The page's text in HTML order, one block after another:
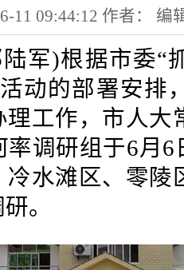
11 09:44:12 作者： 编
军)根据市委“
动的部署安排
工作，市人大
率调研组于6月
冷水滩区、零陵
。